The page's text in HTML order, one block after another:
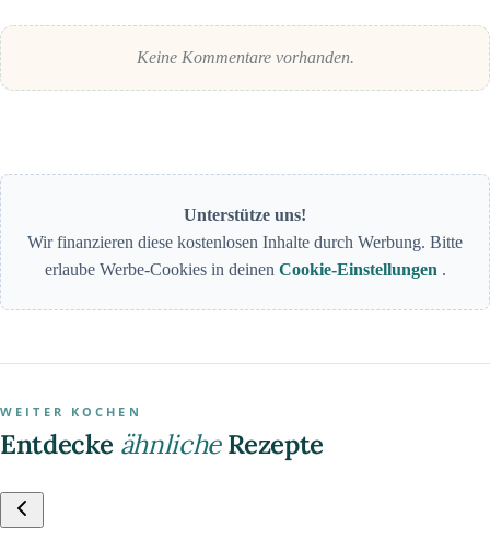
Keine Kommentare vorhanden.
Unterstütze uns!
Wir finanzieren diese kostenlosen Inhalte durch Werbung. Bitte
erlaube Werbe-Cookies in deinen Cookie-Einstellungen .
WEITER KOCHEN
Entdecke ähnlicheRezepte